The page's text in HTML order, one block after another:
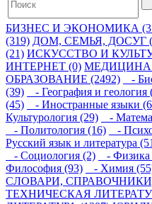
БИЗНЕС И ЭКОНОМИКА
(319) ДОМ, СЕМЬЯ, ДОСУГ
(21) ИСКУССТВО И
ИНТЕРНЕТ (0) МЕДИЦИНА
ОБРАЗОВАНИЕ (2492)
-
(39)
- География и геология
(45)
- Иностранные языки
Культурология (29)
-
- Политология (16)
-
Русский язык и литература
- Социология (2)
- Физика
Философия (93)
- Химия
СЛОВАРИ,
ТЕХНИЧЕСКАЯ